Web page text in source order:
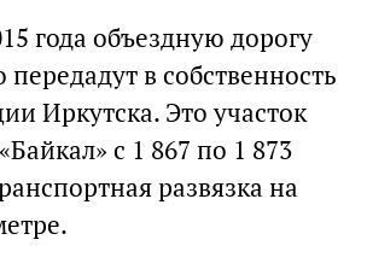
года объездную дорогу
в собственность
Иркутска. Это участок
с 1 867 по 1 873
развязка на